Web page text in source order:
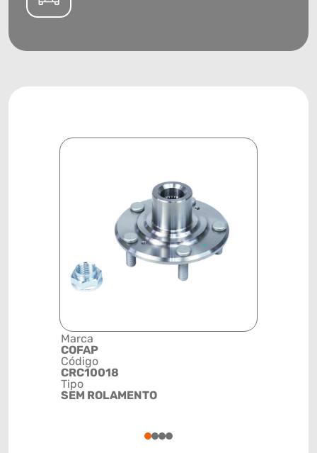
Marca
COFAP
Código
CRC10018
Tipo
SEM ROLAMENTO
1234